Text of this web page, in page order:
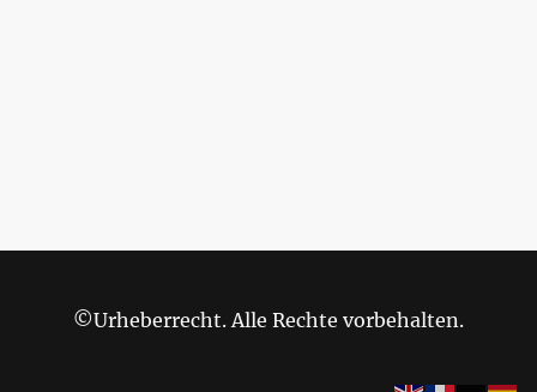
©Urheberrecht. Alle Rechte vorbehalten.